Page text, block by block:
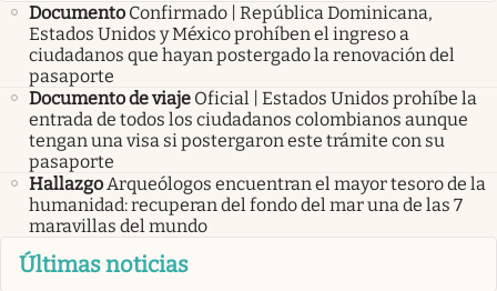
Documento Confirmado | República Dominicana,
Estados Unidos y México prohíben el ingreso a
ciudadanos que hayan postergado la renovación del
pasaporte
Documento de viaje Oficial | Estados Unidos prohíbe la
entrada de todos los ciudadanos colombianos aunque
tengan una visa si postergaron este trámite con su
pasaporte
HallazgoArqueólogos encuentran el mayor tesoro de la
humanidad: recuperan del fondo del mar una de las 7
maravillas del mundo
Últimas noticias